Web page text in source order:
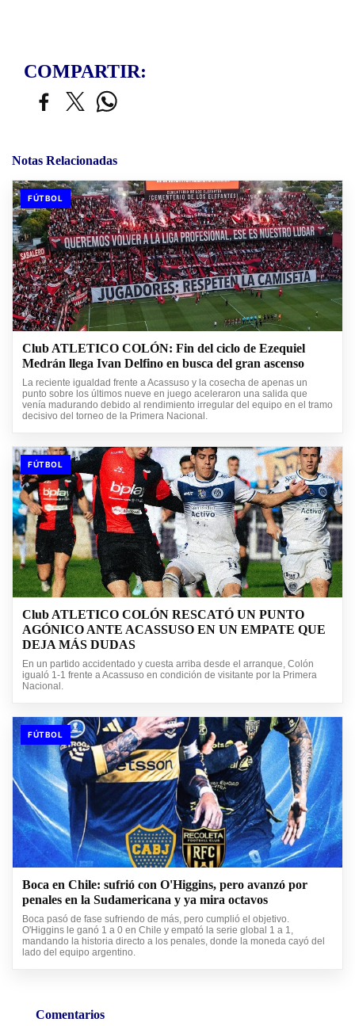
COMPARTIR:
Notas Relacionadas
FÚTBOL
Club ATLETICO COLÓN: Fin del ciclo de Ezequiel
Medrán llega Ivan Delfino en busca del gran ascenso
La reciente igualdad frente a Acassuso y la cosecha de apenas un
punto sobre los últimos nueve en juego aceleraron una salida que
venía madurando debido al rendimiento irregular del equipo en el tramo
decisivo del torneo de la Primera Nacional.
FÚTBOL
Club ATLETICO COLÓN RESCATÓ UN PUNTO
AGÓNICO ANTE ACASSUSO EN UN EMPATE QUE
DEJA MÁS DUDAS
En un partido accidentado y cuesta arriba desde el arranque, Colón
igualó 1-1 frente a Acassuso en condición de visitante por la Primera
Nacional.
FÚTBOL
Boca en Chile: sufrió con O'Higgins, pero avanzó por
penales en la Sudamericana y ya mira octavos
Boca pasó de fase sufriendo de más, pero cumplió el objetivo.
O'Higgins le ganó 1 a 0 en Chile y empató la serie global 1 a 1,
mandando la historia directo a los penales, donde la moneda cayó del
lado del equipo argentino.
Comentarios